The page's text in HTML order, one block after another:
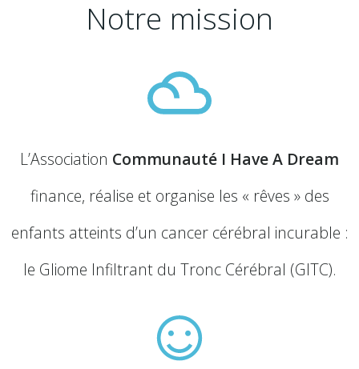
Notre mission
L’Association Communauté I Have A Dream
finance, réalise et organise les « rêves » des
enfants atteints d’un cancer cérébral incurable :
le Gliome Infiltrant du Tronc Cérébral (GITC).